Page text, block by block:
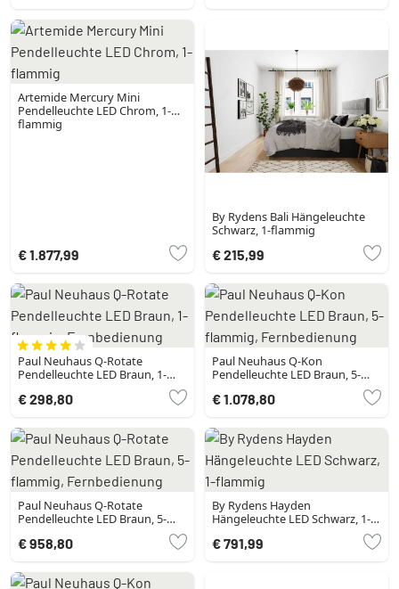
Artemide Mercury Mini
Pendelleuchte LED Chrom, 1-
flammig
€ 1.877,99
By Rydens Bali Hängeleuchte
Schwarz, 1-flammig
€ 215,99
Paul Neuhaus Q-Rotate
Pendelleuchte LED Braun, 1-
€ 298,80
Paul Neuhaus Q-Kon
Pendelleuchte LED Braun, 5-
€ 1.078,80
Paul Neuhaus Q-Rotate
Pendelleuchte LED Braun, 5-
€ 958,80
By Rydens Hayden
Hängeleuchte LED Schwarz, 1-
€ 791,99